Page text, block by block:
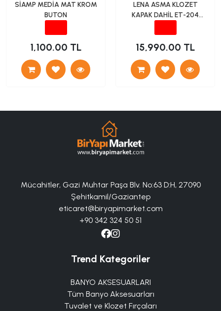
SİAMP MEDİA MAT KROM
BUTON
1,100.00 TL
LENA ASMA KLOZET
KAPAK DAHİL ET-204
15,990.00 TL
Mücahitler, Gazi Muhtar Paşa Blv. No:63 D:H, 27090
Şehitkamil/Gaziantep
eticaret@biryapimarket.com
+90 342 324 50 51
Trend Kategoriler
BANYO AKSESUARLARI
Tüm Banyo Aksesuarları
Tuvalet ve Klozet Fırçaları